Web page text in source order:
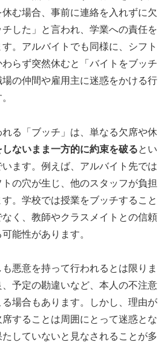
む場合、事前に連絡を入れずに欠
した」と言われ、学業への責任を
。アルバイトでも同様に、シフト
らず突然休むと「バイトをブッチ
の仲間や雇用主に迷惑をかける行
る「ブッチ」は、単なる欠席や休
しないまま一方的に約束を破るとい
ます。例えば、アルバイト先では
の穴が生じ、他のスタッフが負担
。学校では授業をブッチすること
く、教師やクラスメイトとの信頼
能性があります。
悪意を持って行われるとは限りま
予定の勘違いなど、本人の不注意
場合もあります。しかし、理由が
することは周囲にとって迷惑とな
していないと見なされることが多